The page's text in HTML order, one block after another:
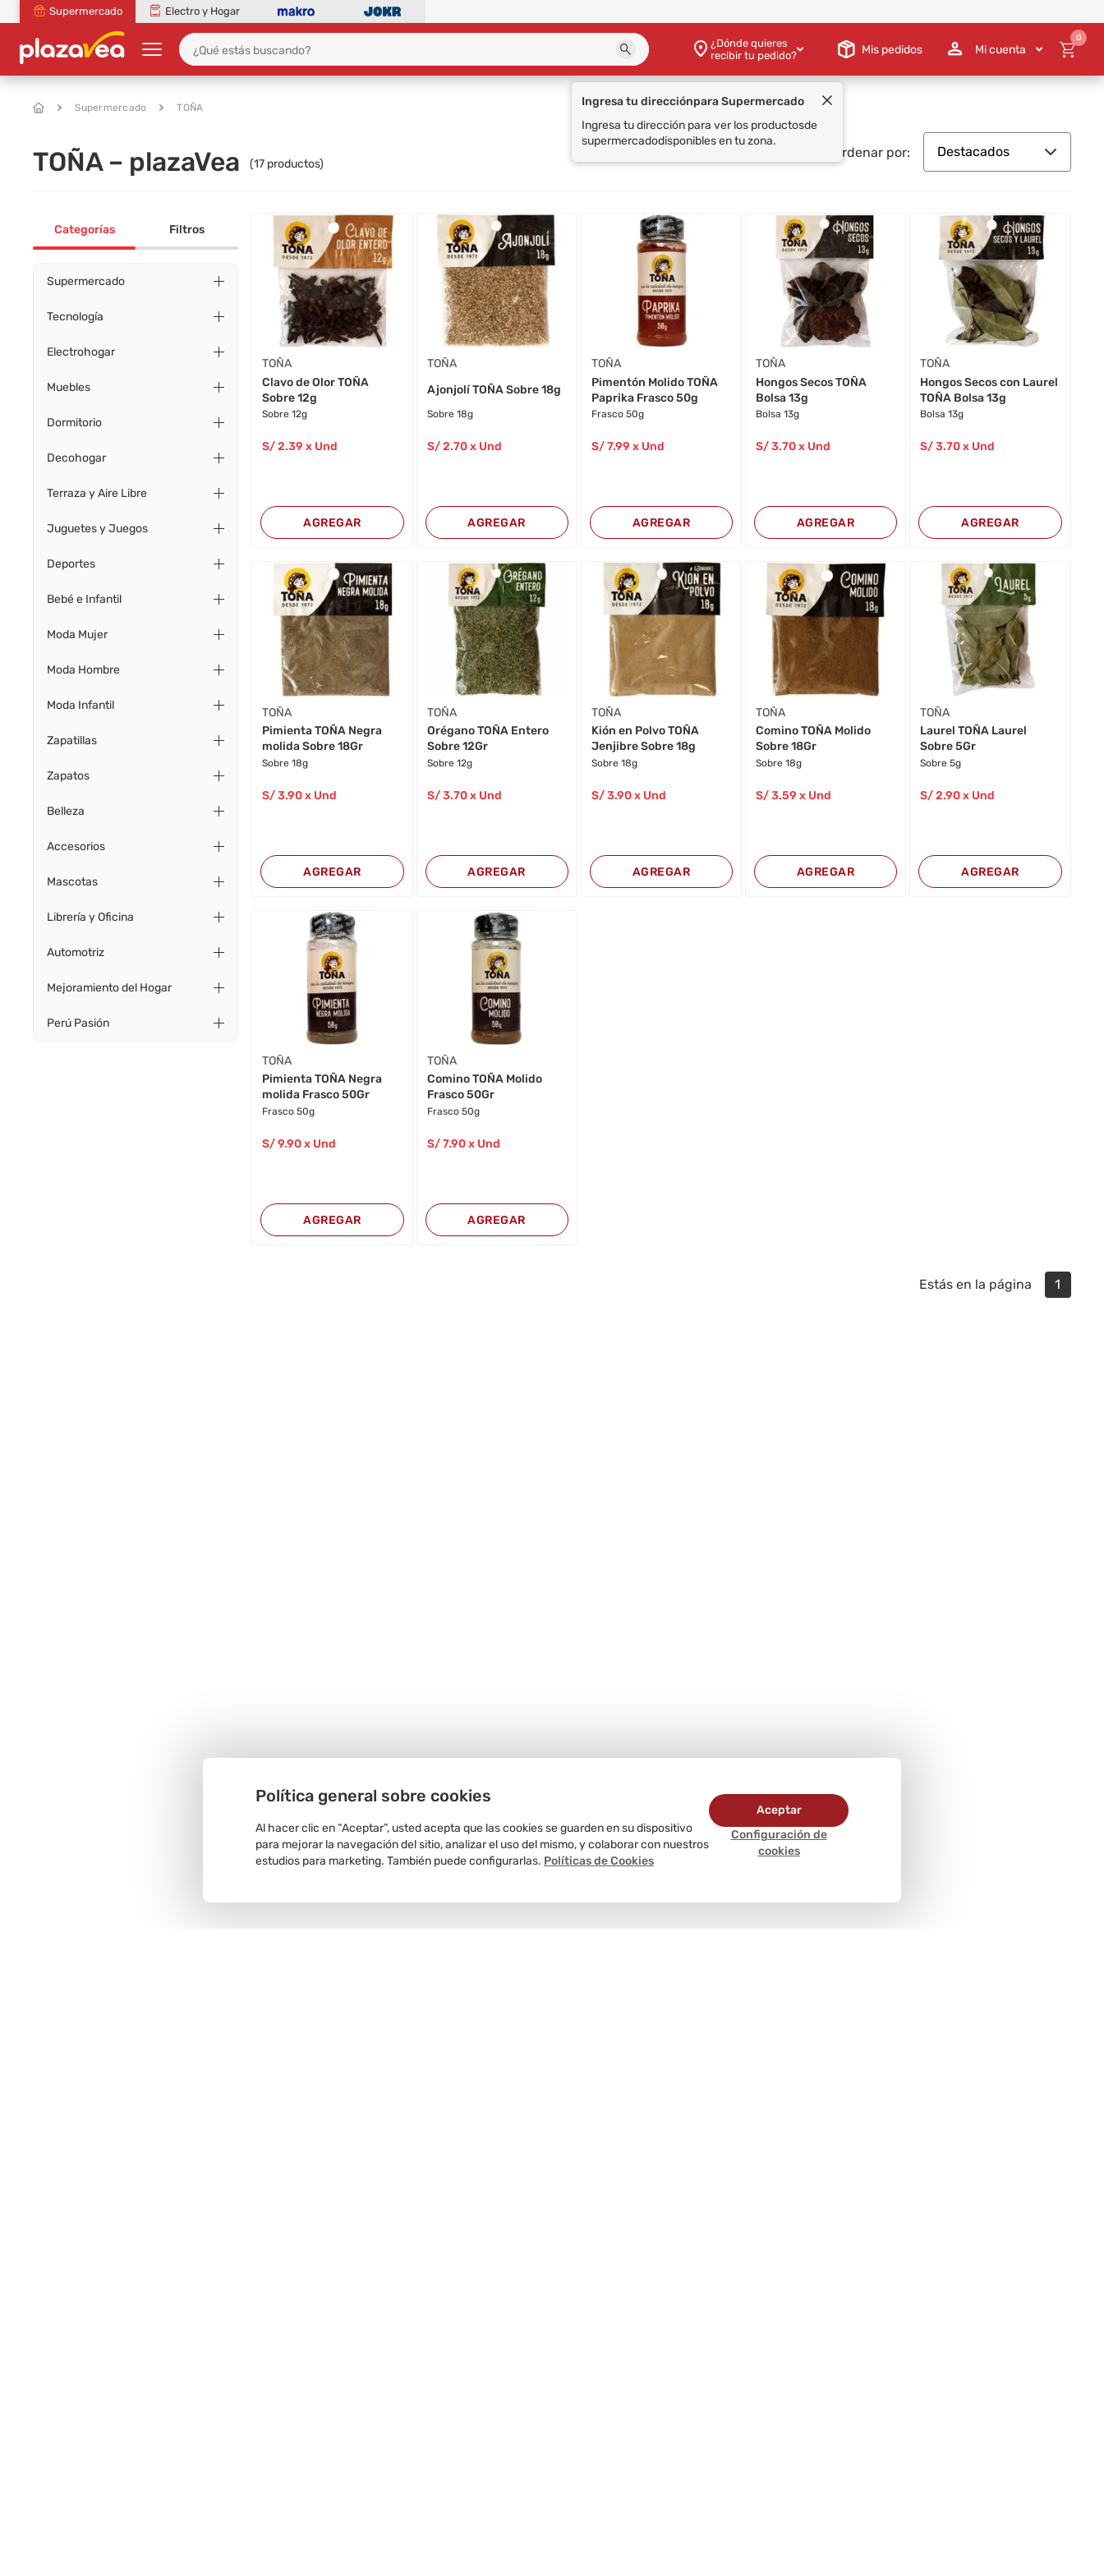
Supermercado Electro y Hogar
¿Dónde quieres
recibir tu pedido?
Mis pedidos Mi cuenta
0
Ingresa tu direcciónpara Supermercado
Ingresa tu dirección para ver los productosde
supermercadodisponibles en tu zona.
Supermercado TOÑA
TOÑA – plazaVea (17 productos)
Ordenar por: Destacados
Categorías Filtros
Supermercado
Tecnología
Electrohogar
Muebles
Dormitorio
Decohogar
Terraza y Aire Libre
Juguetes y Juegos
Deportes
Bebé e Infantil
Moda Mujer
Moda Hombre
Moda Infantil
Zapatillas
Zapatos
Belleza
Accesorios
Mascotas
Librería y Oficina
Automotriz
Mejoramiento del Hogar
Perú Pasión
TOÑA
Clavo de Olor TOÑA
Sobre 12g
Sobre 12g
S/2.39 x Und
AGREGAR
TOÑA
Ajonjolí TOÑA Sobre 18g
Sobre 18g
S/2.70 x Und
AGREGAR
TOÑA
Pimentón Molido TOÑA
Paprika Frasco 50g
Frasco 50g
S/7.99 x Und
AGREGAR
TOÑA
Hongos Secos TOÑA
Bolsa 13g
Bolsa 13g
S/3.70x Und
AGREGAR
TOÑA
Hongos Secos con Laurel
TOÑA Bolsa 13g
Bolsa 13g
S/3.70x Und
AGREGAR
TOÑA
Pimienta TOÑA Negra
molida Sobre 18Gr
Sobre 18g
S/3.90x Und
AGREGAR
TOÑA
Orégano TOÑA Entero
Sobre 12Gr
Sobre 12g
S/3.70 x Und
AGREGAR
TOÑA
Kión en Polvo TOÑA
Jenjibre Sobre 18g
Sobre 18g
S/3.90x Und
AGREGAR
TOÑA
Comino TOÑA Molido
Sobre 18Gr
Sobre 18g
S/3.59 x Und
AGREGAR
TOÑA
Laurel TOÑA Laurel
Sobre 5Gr
Sobre 5g
S/2.90x Und
AGREGAR
TOÑA
Pimienta TOÑA Negra
molida Frasco 50Gr
Frasco 50g
S/9.90x Und
AGREGAR
TOÑA
Comino TOÑA Molido
Frasco 50Gr
Frasco 50g
S/7.90 x Und
AGREGAR
Estás en la página 1
Política general sobre cookies
Al hacer clic en “Aceptar”, usted acepta que las cookies se guarden en su dispositivo
para mejorar la navegación del sitio, analizar el uso del mismo, y colaborar con nuestros
estudios para marketing. También puede configurarlas. Políticas de Cookies
Configuración de
cookies
Aceptar